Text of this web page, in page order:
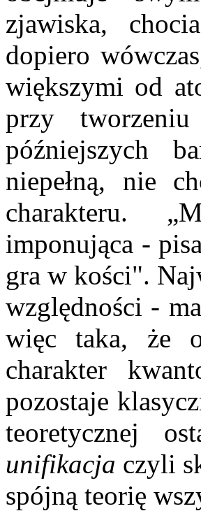
zjawiska,
dopiero
większymi od
przy
późniejszych
niepełną, nie
charakteru.
imponująca -
gra w kości".
względności -
więc taka, że
charakter
pozostaje
teoretycznej
unifikacja czyli
spójną teorię